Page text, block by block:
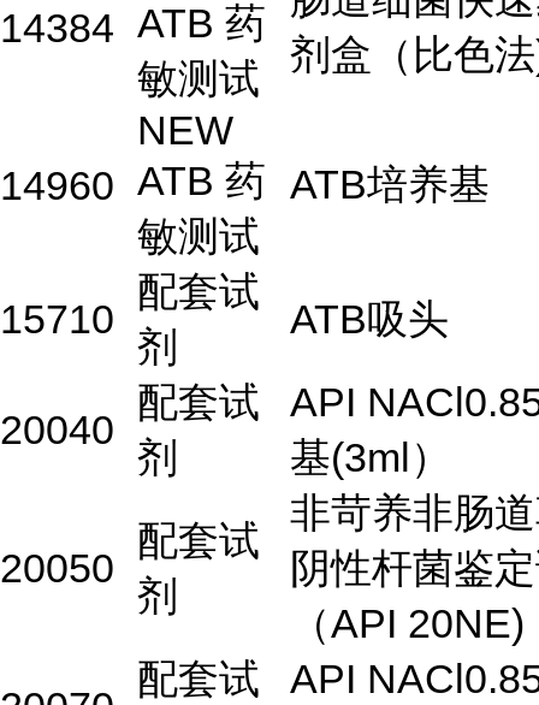
14384 ATB 药
敏测试
剂盒（比色
14960
NEW
ATB 药
敏测试
ATB培养基
15710
配套试
剂
ATB吸头
20040
配套试
剂
API
基(3ml）
20050
配套试
剂
非苛养非肠
阴性杆菌鉴
（API 20NE)
配套试
API